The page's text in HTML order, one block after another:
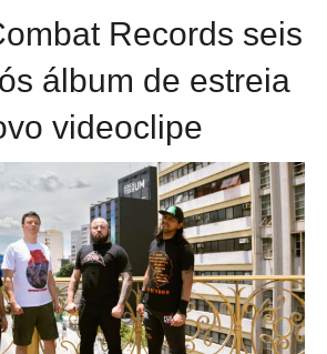
Records seis
álbum de estreia
videoclipe